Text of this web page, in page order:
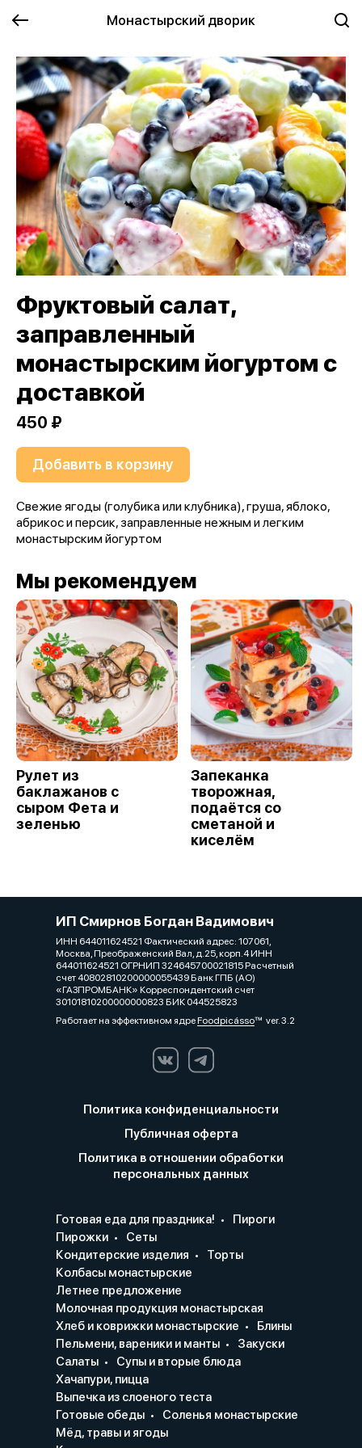
Монастырский дворик
Фруктовый салат,
заправленный
монастырским йогуртом с
доставкой
450 ₽
Добавить в корзину
Свежие ягоды (голубика или клубника), груша, яблоко,
абрикос и персик, заправленные нежным и легким
монастырским йогуртом
Мы рекомендуем
Рулет из
баклажанов с
сыром Фета и
зеленью
Запеканка
творожная,
подаётся со
сметаной и
киселём
ИП Смирнов Богдан Вадимович
ИНН 644011624521 Фактический адрес: 107061,
Москва, Преображенский Вал, д.25, корп.4 ИНН
644011624521 ОГРНИП 324645700021815 Расчетный
счет 40802810200000055439 Банк ГПБ (АО)
«ГАЗПРОМБАНК» Корреспондентский счет
30101810200000000823 БИК 044525823
Работает на эффективном ядреFoodpicássover. 3.2
Политика конфиденциальности
Публичная оферта
Политика в отношении обработки
персональных данных
Готовая еда для праздника!
Пироги
Пирожки
Сеты
Кондитерские изделия
Торты
Колбасы монастырские
Летнее предложение
Молочная продукция монастырская
Хлеб и коврижки монастырские
Блины
Пельмени, вареники и манты
Закуски
Салаты
Супы и вторые блюда
Хачапури, пицца
Выпечка из слоеного теста
Готовые обеды
Соленья монастырские
Мёд, травы и ягоды